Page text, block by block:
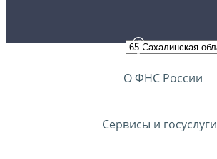
О ФНС России
Сервисы и госуслуги